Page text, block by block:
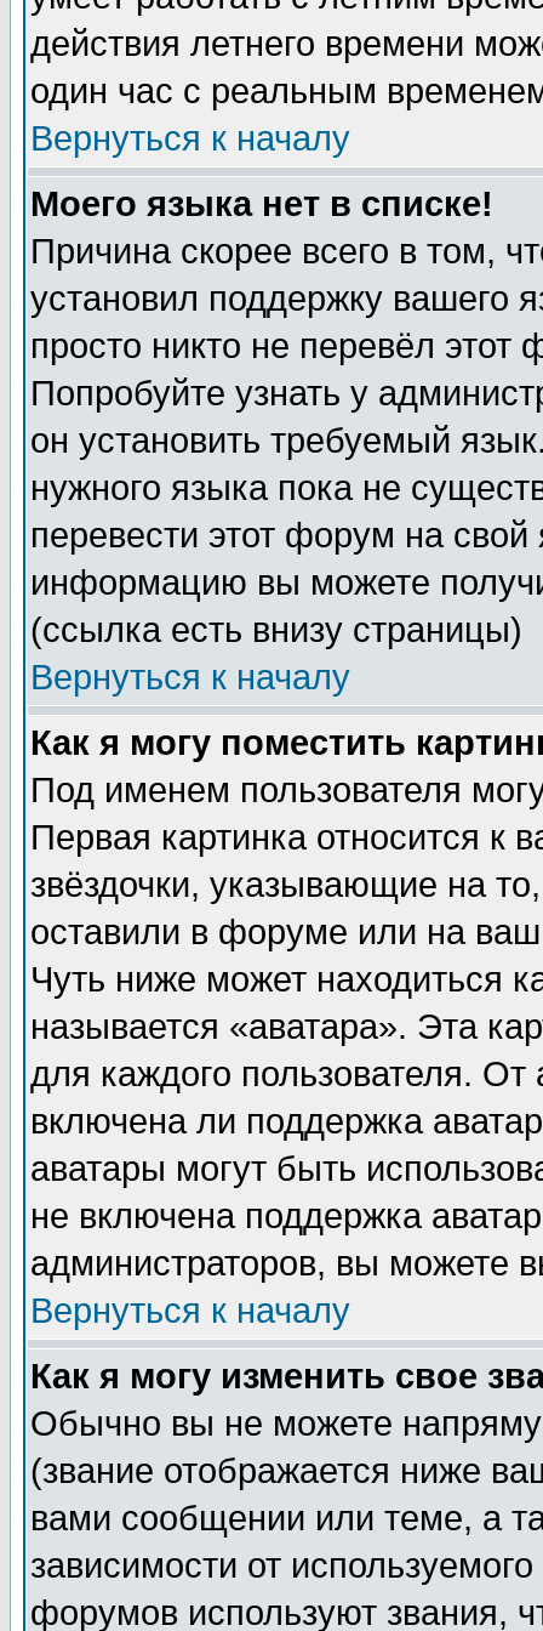
действия летнего времени
один час с реальным
Вернуться к началу
Моего языка нет в списке!
Причина скорее всего в том,
установил поддержку вашего
просто никто не перевёл
Попробуйте узнать у
он установить требуемый
нужного языка пока не
перевести этот форум на
информацию вы можете
(ссылка есть внизу страницы)
Вернуться к началу
Как я могу поместить
Под именем пользователя
Первая картинка относится к
звёздочки, указывающие на
оставили в форуме или на
Чуть ниже может находиться
называется «аватара». Эта
для каждого пользователя. От
включена ли поддержка
аватары могут быть
не включена поддержка
администраторов, вы можете
Вернуться к началу
Как я могу изменить свое
Обычно вы не можете
(звание отображается ниже
вами сообщении или теме, а
зависимости от
форумов используют звания,